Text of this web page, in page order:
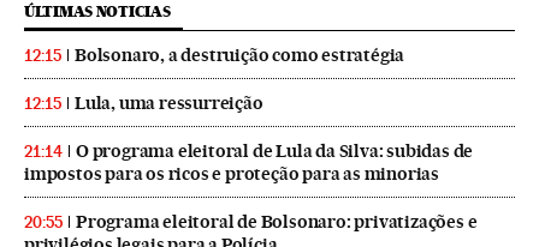
ÚLTIMAS NOTICIAS
12:15 Bolsonaro, a destruição como estratégia
12:15 Lula, uma ressurreição
21:14
O programa eleitoral de Lula da Silva: subidas de
impostos para os ricos e proteção para as minorias
20:55
Programa eleitoral de Bolsonaro: privatizações e